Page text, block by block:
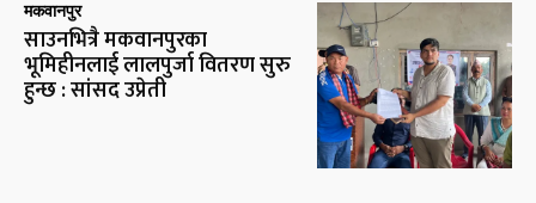
मकवानपुर
साउनभित्रै मकवानपुरका
भूमिहीनलाई लालपुर्जा वितरण सुरु
हुन्छ : सांसद उप्रेती